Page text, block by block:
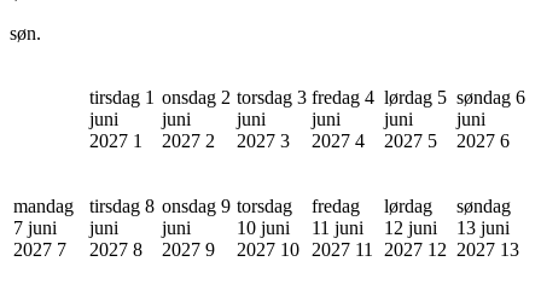
søn.
tirsdag 1
juni
2027 1
onsdag 2
juni
2027 2
torsdag 3
juni
2027 3
fredag 4
juni
2027 4
lørdag 5
juni
2027 5
søndag 6
juni
2027 6
mandag
7 juni
2027 7
tirsdag 8
juni
2027 8
onsdag 9
juni
2027 9
torsdag
10 juni
2027 10
fredag
11 juni
2027 11
lørdag
12 juni
2027 12
søndag
13 juni
2027 13